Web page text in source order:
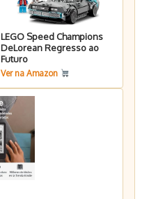
LEGO Speed Champions
DeLorean Regresso ao
Futuro
Ver na Amazon